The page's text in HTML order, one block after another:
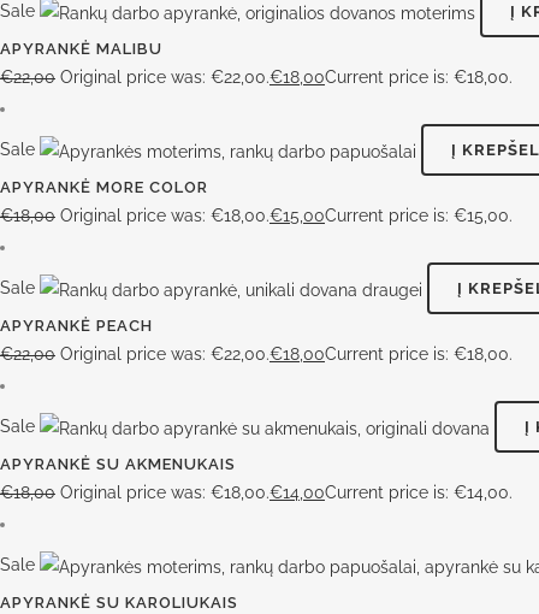
Sale Į
APYRANKĖ MALIBU
€22,00 Original price was: €22,00.€18,00Current price is: €18,00.
Sale Į
APYRANKĖ MORE COLOR
€18,00 Original price was: €18,00.€15,00Current price is: €15,00.
Sale Į
APYRANKĖ PEACH
€22,00 Original price was: €22,00.€18,00Current price is: €18,00.
Sale Į
APYRANKĖ SU AKMENUKAIS
€18,00 Original price was: €18,00.€14,00Current price is: €14,00.
Sale
APYRANKĖ SU KAROLIUKAIS